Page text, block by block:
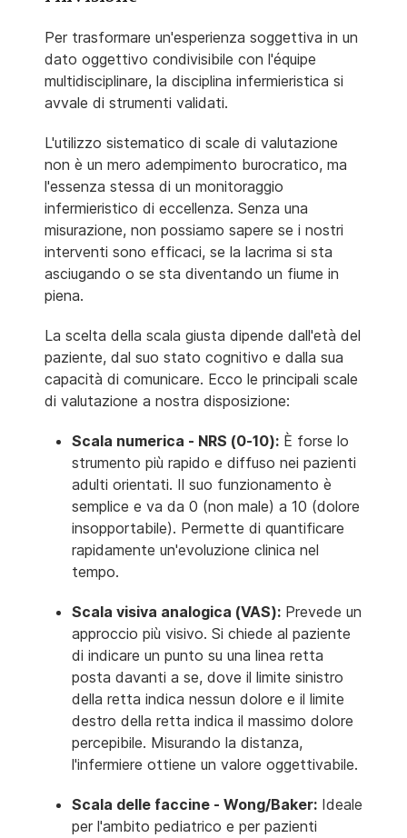
Per trasformare un'esperienza soggettiva in un
dato oggettivo condivisibile con l'équipe
multidisciplinare, la disciplina infermieristica si
avvale di strumenti validati.
L'utilizzo sistematico di scale di valutazione
non è un mero adempimento burocratico, ma
l'essenza stessa di un monitoraggio
infermieristico di eccellenza. Senza una
misurazione, non possiamo sapere se i nostri
interventi sono efficaci, se la lacrima si sta
asciugando o se sta diventando un fiume in
piena.
La scelta della scala giusta dipende dall'età del
paziente, dal suo stato cognitivo e dalla sua
capacità di comunicare. Ecco le principali scale
di valutazione a nostra disposizione:
Scala numerica - NRS (0-10): È forse lo
strumento più rapido e diffuso nei pazienti
adulti orientati. Il suo funzionamento è
semplice e va da 0 (non male) a 10 (dolore
insopportabile). Permette di quantificare
rapidamente un'evoluzione clinica nel
tempo.
Scala visiva analogica (VAS): Prevede un
approccio più visivo. Si chiede al paziente
di indicare un punto su una linea retta
posta davanti a se, dove il limite sinistro
della retta indica nessun dolore e il limite
destro della retta indica il massimo dolore
percepibile. Misurando la distanza,
l'infermiere ottiene un valore oggettivabile.
Scala delle faccine - Wong/Baker: Ideale
per l'ambito pediatrico e per pazienti